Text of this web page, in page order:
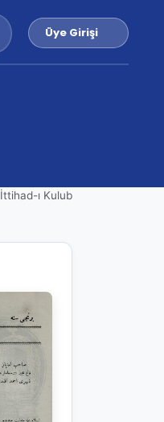
Üye Girişi
İttihad-ı Kulub